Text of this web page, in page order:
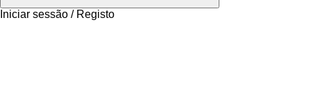
Iniciar sessão / Registo